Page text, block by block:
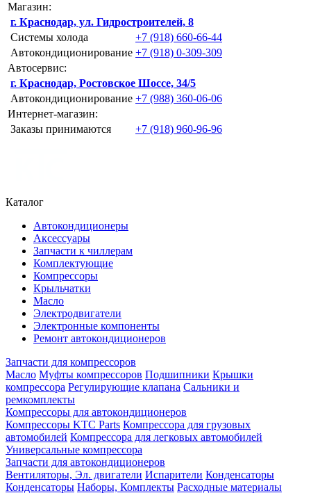
Магазин:
г. Краснодар, ул. Гидростроителей, 8
Системы холода
+7 (918) 660-66-44
Автокондиционирование +7 (918) 0-309-309
Автосервис:
г. Краснодар, Ростовское Шоссе, 34/5
Автокондиционирование +7 (988) 360-06-06
Интернет-магазин:
Заказы принимаются
+7 (918) 960-96-96
Каталог
Автокондиционеры
Аксессуары
Запчасти к чиллерам
Комплектующие
Компрессоры
Крыльчатки
Масло
Электродвигатели
Электронные компоненты
Ремонт автокондиционеров
Запчасти для компрессоров
Масло Муфты компрессоров Подшипники Крышки
компрессора Регулирующие клапана Сальники и
ремкомплекты
Компрессоры для автокондиционеров
Компрессоры KTC Parts Компрессора для грузовых
автомобилей Компрессора для легковых автомобилей
Универсальные компрессора
Запчасти для автокондиционеров
Вентиляторы, Эл. двигатели Испарители Конденсаторы
Конденсаторы Наборы, Комплекты Расходные материалы